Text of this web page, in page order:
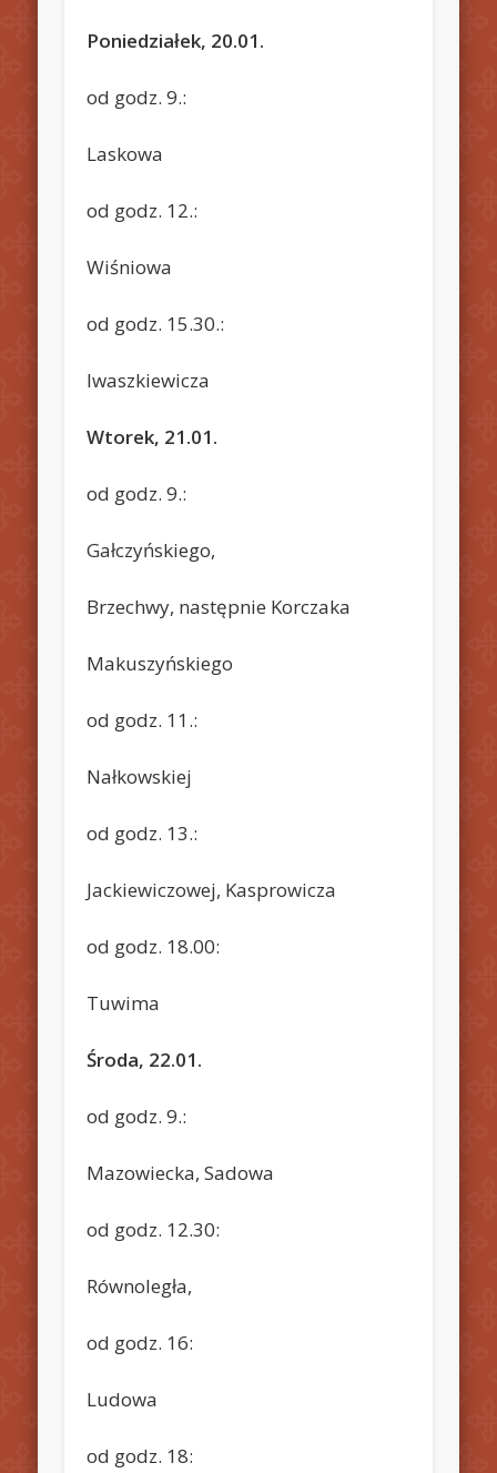
Poniedziałek, 20.01.
od godz. 9.:
Laskowa
od godz. 12.:
Wiśniowa
od godz. 15.30.:
Iwaszkiewicza
Wtorek, 21.01.
od godz. 9.:
Gałczyńskiego,
Brzechwy, następnie Korczaka
Makuszyńskiego
od godz. 11.:
Nałkowskiej
od godz. 13.:
Jackiewiczowej, Kasprowicza
od godz. 18.00:
Tuwima
Środa, 22.01.
od godz. 9.:
Mazowiecka, Sadowa
od godz. 12.30:
Równoległa,
od godz. 16:
Ludowa
od godz. 18: